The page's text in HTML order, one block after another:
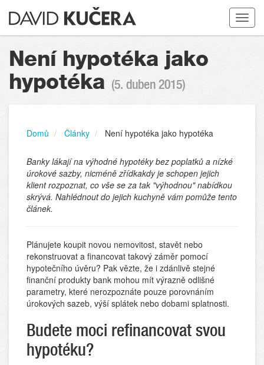
Toggle
Není hypotéka jako
hypotéka (5. duben 2015)
Domů Články Není hypotéka jako hypotéka
Banky lákají na výhodné hypotéky bez poplatků a nízké
úrokové sazby, nicméně zřídkakdy je schopen jejich
klient rozpoznat, co vše se za tak "výhodnou" nabídkou
skrývá. Nahlédnout do jejich kuchyně vám pomůže tento
článek.
Plánujete koupit novou nemovitost, stavět nebo
rekonstruovat a financovat takový záměr pomocí
hypotečního úvěru? Pak vězte, že i zdánlivě stejné
finanční produkty bank mohou mít výrazně odlišné
parametry, které nerozpoznáte pouze porovnáním
úrokových sazeb, výší splátek nebo dobami splatnosti.
Budete moci refinancovat svou
hypotéku?